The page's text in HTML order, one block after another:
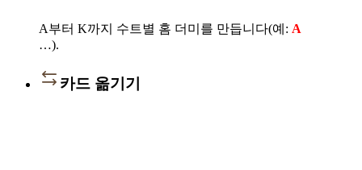
A부터 K까지 수트별 홈 더미를 만듭니다(예: A
…).
카드 옮기기